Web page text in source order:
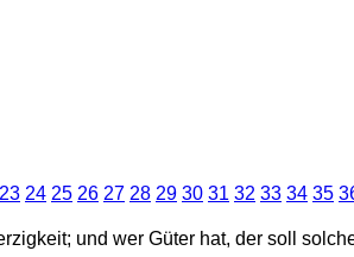
23 24 25 26 27 28 29 30 31 32 33 34 35
und wer Güter hat, der soll